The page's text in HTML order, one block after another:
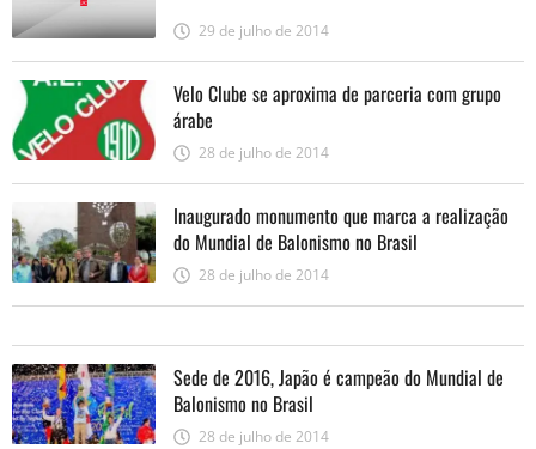
29 de julho de 2014
Velo Clube se aproxima de parceria com grupo
árabe
28 de julho de 2014
Inaugurado monumento que marca a realização
do Mundial de Balonismo no Brasil
28 de julho de 2014
Sede de 2016, Japão é campeão do Mundial de
Balonismo no Brasil
28 de julho de 2014